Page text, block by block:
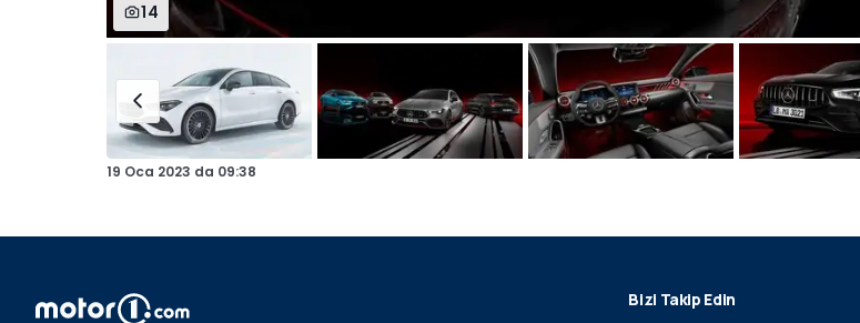
14
19 Oca 2023 da 09:38
Bizi Takip Edin